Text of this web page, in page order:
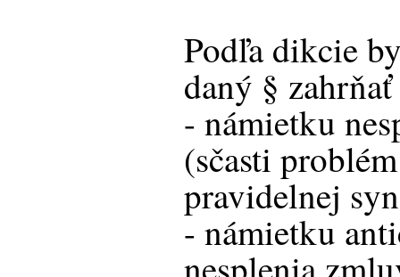
Podľa dikcie
daný §
- námietku
(sčasti
pravidelnej
- námietku